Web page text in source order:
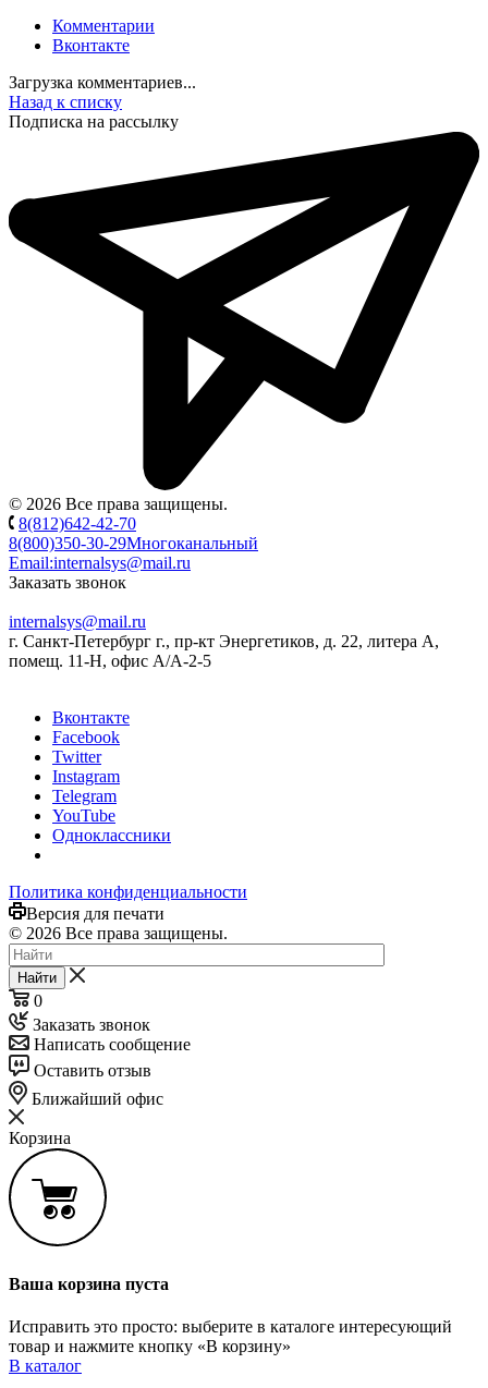
Комментарии
Вконтакте
Загрузка комментариев...
Назад к списку
Подписка на рассылку
© 2026 Все права защищены.
8(812)642-42-70
8(800)350-30-29Многоканальный
Email:internalsys@mail.ru
Заказать звонок
internalsys@mail.ru
г. Санкт-Петербург г., пр-кт Энергетиков, д. 22, литера А,
помещ. 11-Н, офис А/А-2-5
Вконтакте
Facebook
Twitter
Instagram
Telegram
YouTube
Одноклассники
Политика конфиденциальности
Версия для печати
© 2026 Все права защищены.
Найти
0
Заказать звонок
Написать сообщение
Оставить отзыв
Ближайший офис
Корзина
Ваша корзина пуста
Исправить это просто: выберите в каталоге интересующий
товар и нажмите кнопку «В корзину»
В каталог